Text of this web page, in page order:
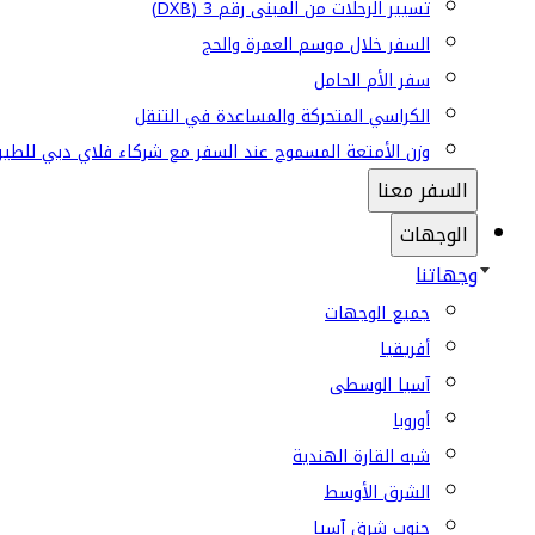
تسيير الرحلات من المبنى رقم 3 (DXB)
السفر خلال موسم العمرة والحج
سفر الأم الحامل
الكراسي المتحركة والمساعدة في التنقل
وزن الأمتعة المسموح عند السفر مع شركاء فلاي دبي
السفر معنا
الوجهات
وجهاتنا
جميع الوجهات
أفريقيا
آسيا الوسطى
أوروبا
شبه القارة الهندية
الشرق الأوسط
جنوب شرق آسيا